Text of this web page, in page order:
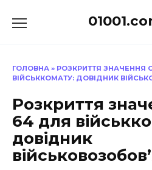
до
ГОЛОВНА » РОЗКРИТТЯ ЗНАЧЕННЯ
ВІЙСЬККОМАТУ: ДОВІДНИК
Розкриття
64 для
довідник